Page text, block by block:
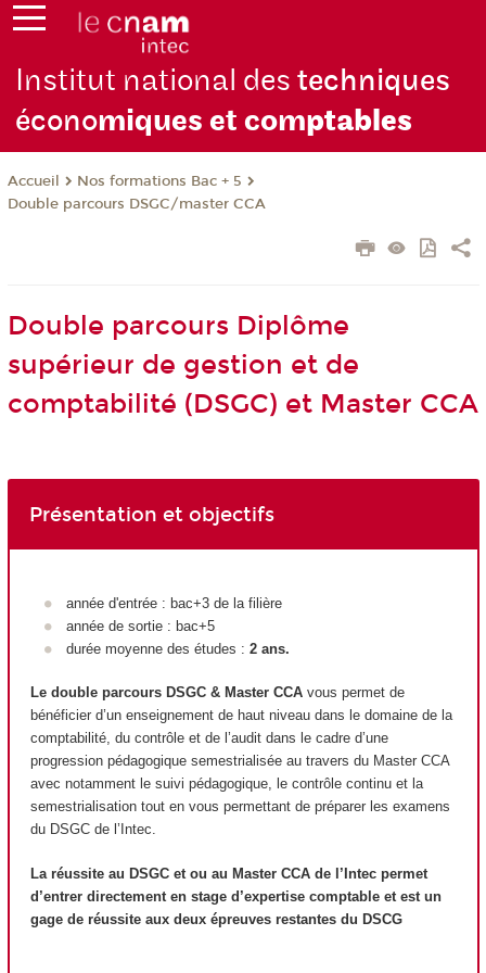
Institut national destechniques
économiques et comptables
Accueil
Nos formations Bac + 5
Double parcours DSGC/master CCA
Double parcours Diplôme
supérieur de gestion et de
comptabilité (DSGC) et Master CCA
Présentation et objectifs
année d'entrée : bac+3 de la filière
année de sortie : bac+5
durée moyenne des études : 2 ans.
Le double parcours DSGC & Master CCA vous permet de
bénéficier d’un enseignement de haut niveau dans le domaine de la
comptabilité, du contrôle et de l’audit dans le cadre d’une
progression pédagogique semestrialisée au travers du Master CCA
avec notamment le suivi pédagogique, le contrôle continu et la
semestrialisation tout en vous permettant de préparer les examens
du DSGC de l’Intec.
La réussite au DSGC et ou au Master CCA de l’Intec permet
d’entrer directement en stage d’expertise comptable et est un
gage de réussite aux deux épreuves restantes du DSCG